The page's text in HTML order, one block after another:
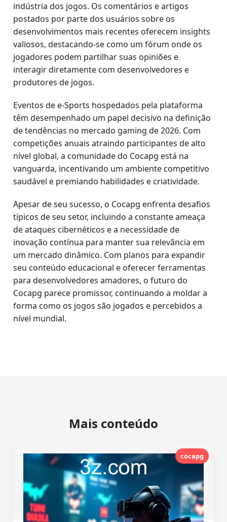
indústria dos jogos. Os comentários e artigos
postados por parte dos usuários sobre os
desenvolvimentos mais recentes oferecem insights
valiosos, destacando-se como um fórum onde os
jogadores podem partilhar suas opiniões e
interagir diretamente com desenvolvedores e
produtores de jogos.
Eventos de e-Sports hospedados pela plataforma
têm desempenhado um papel decisivo na definição
de tendências no mercado gaming de 2026. Com
competições anuais atraindo participantes de alto
nível global, a comunidade do Cocapg está na
vanguarda, incentivando um ambiente competitivo
saudável e premiando habilidades e criatividade.
Apesar de seu sucesso, o Cocapg enfrenta desafios
típicos de seu setor, incluindo a constante ameaça
de ataques cibernéticos e a necessidade de
inovação contínua para manter sua relevância em
um mercado dinâmico. Com planos para expandir
seu conteúdo educacional e oferecer ferramentas
para desenvolvedores amadores, o futuro do
Cocapg parece promissor, continuando a moldar a
forma como os jogos são jogados e percebidos a
nível mundial.
Mais conteúdo
cocapg